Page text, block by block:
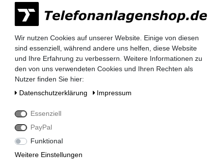
Kauf auf Rechnung nach
vorheriger Absprache möglich.
Behörden, Banken, Firmen, Bestandskunden,
öffentliche & staatliche Einrichtungen, Schulen,
Universitäten und Institute können bei uns auf
Rechnung bestellen.
Email Kontakt mit uns auf.
Siemens HiPath 3000 Telefonanlagen
Siemens HiPath 3350 / 3550
Siemens HiPath 3300 / 3500
Wir nutzen Cookies auf unserer Website. Einige von diesen
sind essenziell, während andere uns helfen, diese Website
und Ihre Erfahrung zu verbessern. Weitere Informationen zu
den von uns verwendeten Cookies und Ihren Rechten als
Nutzer finden Sie hier:
Daten­schutz­erklärung
Impressum
Essenziell
PayPal
Funktional
Weitere Einstellungen